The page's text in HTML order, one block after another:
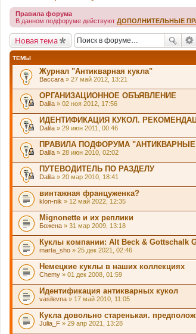
Правила форума
В данном подфоруме действуют ДОПОЛНИТЕЛЬНЫЕ
Новая тема
ТЕМЫ
Журнал "Антикварная кукла"
Baccara » 27 май 2012, 13:21
ОРГАНИЗАЦИОННОЕ ОБЪЯВЛЕНИЕ
Dalila » 02 ноя 2012, 17:56
ИДЕНТИФИКАЦИЯ КУКОЛ.
Dalila » 29 июн 2011, 00:46
ПРАВИЛА ПОДФОРУМА
Dalila » 28 июн 2010, 02:02
ПУТЕВОДИТЕЛЬ ПО РАЗДЕЛУ
Dalila » 20 мар 2010, 18:41
винтажная француженка?
klon-nik » 12 май 2022, 12:35
Mignonette и их реплики
Божена » 31 мар 2009, 13:18
Куклы компании: Alt Beck & Gottschalk
marta_sho » 25 дек 2021, 02:46
Немецкие куклы в наших коллекциях
Chemy » 01 дек 2008, 01:59
Идентификация антикварных кукол
vasilevna » 17 май 2010, 11:05
Кукла довольно старенькая.
Julia_F » 29 апр 2021, 13:28